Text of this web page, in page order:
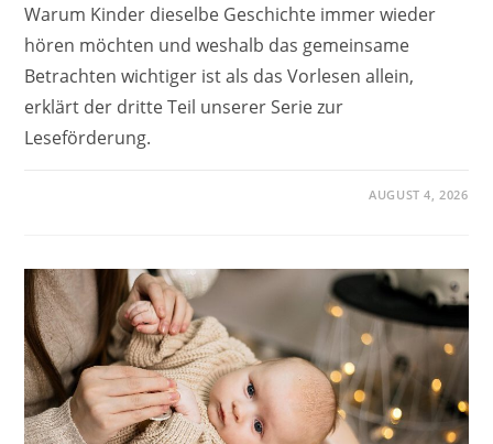
Warum Kinder dieselbe Geschichte immer wieder
hören möchten und weshalb das gemeinsame
Betrachten wichtiger ist als das Vorlesen allein,
erklärt der dritte Teil unserer Serie zur
Leseförderung.
AUGUST 4, 2026